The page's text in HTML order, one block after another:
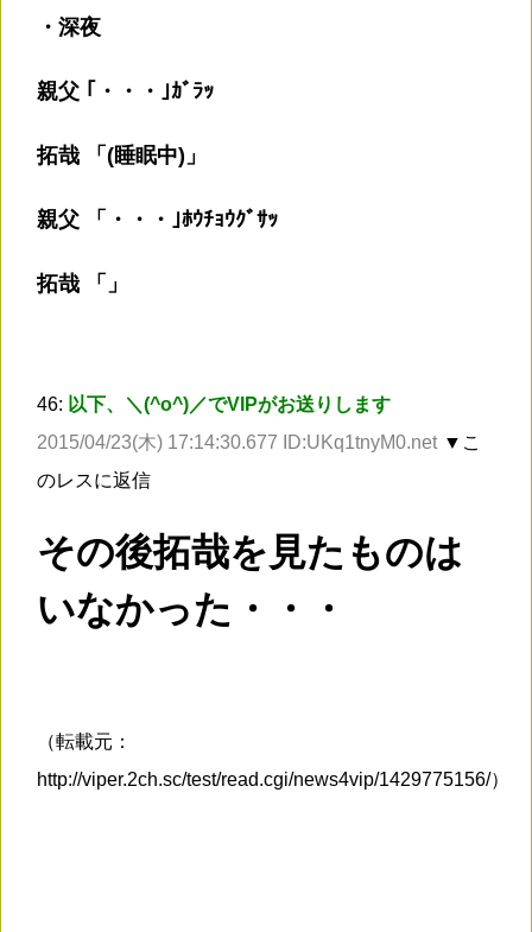
・深夜
親父 ｢・・・｣ｶﾞﾗｯ
拓哉 「(睡眠中)」
親父 「・・・｣ﾎｳﾁｮｳｸﾞｻｯ
拓哉 「」
46: 以下、＼(^o^)／でVIPがお送りします
2015/04/23(木) 17:14:30.677 ID:UKq1tnyM0.net ▼こ
のレスに返信
その後拓哉を見たものは
いなかった・・・
（転載元：
http://viper.2ch.sc/test/read.cgi/news4vip/1429775156/）